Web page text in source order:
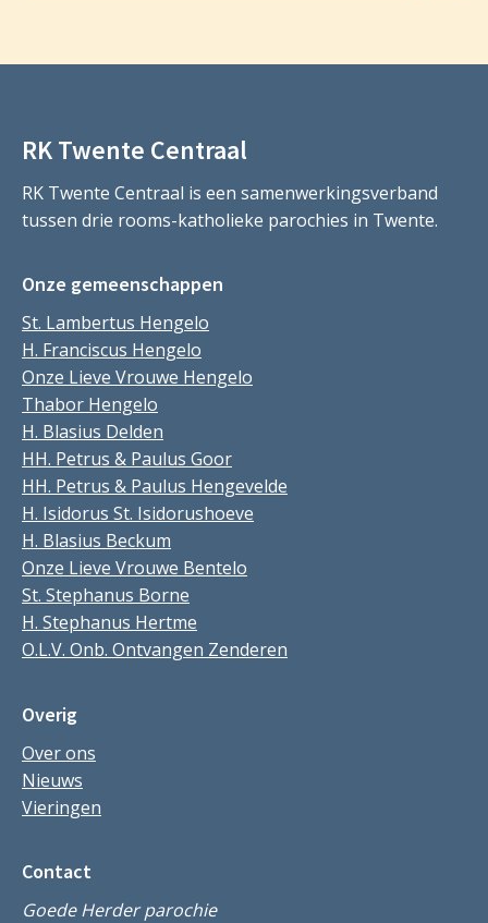
RK Twente Centraal
RK Twente Centraal is een samenwerkingsverband
tussen drie rooms-katholieke parochies in Twente.
Onze gemeenschappen
St. Lambertus Hengelo
H. Franciscus Hengelo
Onze Lieve Vrouwe Hengelo
Thabor Hengelo
H. Blasius Delden
HH. Petrus & Paulus Goor
HH. Petrus & Paulus Hengevelde
H. Isidorus St. Isidorushoeve
H. Blasius Beckum
Onze Lieve Vrouwe Bentelo
St. Stephanus Borne
H. Stephanus Hertme
O.L.V. Onb. Ontvangen Zenderen
Overig
Over ons
Nieuws
Vieringen
Contact
Goede Herder parochie